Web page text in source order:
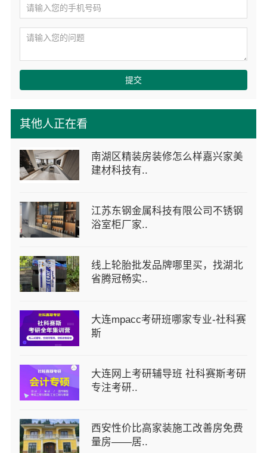
其他人正在看
南湖区精装房装修怎么样嘉兴家美
建材科技有..
江苏东钢金属科技有限公司不锈钢
浴室柜厂家..
线上轮胎批发品牌哪里买，找湖北
省腾冠畅实..
大连mpacc考研班哪家专业-社科赛
斯
大连网上考研辅导班 社科赛斯考研
专注考研..
西安性价比高家装施工改善房免费
量房——居..
提交